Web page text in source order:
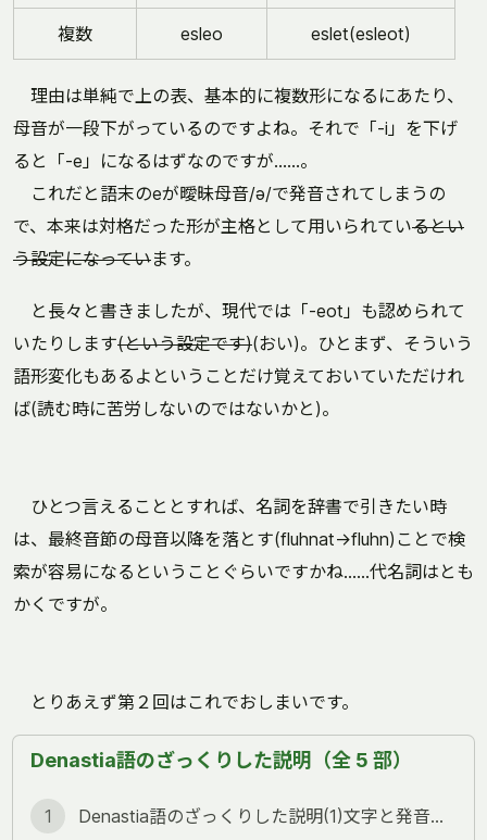
複数 esleo eslet(esleot)
理由は単純で上の表、基本的に複数形になるにあたり、
母音が一段下がっているのですよね。それで「-i」を下げ
ると「-e」になるはずなのですが……。
これだと語末のeが曖昧母音/ə/で発音されてしまうの
で、本来は対格だった形が主格として用いられているとい
う設定になっています。
と長々と書きましたが、現代では「-eot」も認められて
いたりします(という設定です)(おい)。ひとまず、そういう
語形変化もあるよということだけ覚えておいていただけれ
ば(読む時に苦労しないのではないかと)。
ひとつ言えることとすれば、名詞を辞書で引きたい時
は、最終音節の母音以降を落とす(fluhnat→fluhn)ことで検
索が容易になるということぐらいですかね……代名詞はとも
かくですが。
とりあえず第２回はこれでおしまいです。
Denastia語のざっくりした説明（全 5 部）
1 Denastia語のざっくりした説明(1)文字と発音編(字数多いのの半分は付録のせい)